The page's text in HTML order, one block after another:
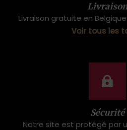
Livraison gratuite en
Voir tous les
Sécurité
Notre site est protégé par